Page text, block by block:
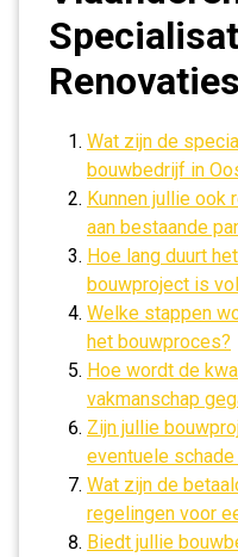
Wat zijn de
bouwbedrijf in
Kunnen jullie ook
aan bestaande
Hoe lang duurt
bouwproject is
Welke stappen
het bouwproces?
Hoe wordt de
vakmanschap
Zijn jullie
eventuele
Wat zijn de
regelingen voor
Biedt jullie